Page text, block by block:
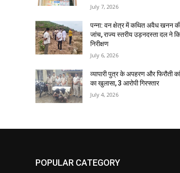
July 7, 2026
पन्ना: वन क्षेत्र में कथित अवैध खनन
जांच, राज्य स्तरीय उड़नदस्ता दल ने
निरीक्षण
July 6, 2026
व्यापारी पुत्र के अपहरण और फिरौती
का खुलासा, 3 आरोपी गिरफ्तार
July 4, 2026
POPULAR CATEGORY